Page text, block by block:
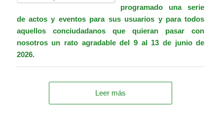
programado una serie
de actos y eventos para sus usuarios y para todos
aquellos conciudadanos que quieran pasar con
nosotros un rato agradable del 9 al 13 de junio de
2026.
Leer más